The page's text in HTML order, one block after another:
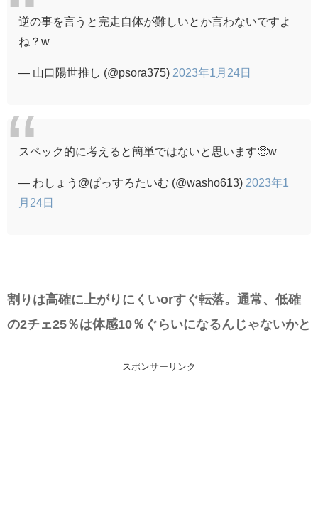
逆の事を言うと完走自体が難しいとか言わないですよ
ね？w
— 山口陽世推し (@psora375) 2023年1月24日
スペック的に考えると簡単ではないと思います🥺w
— わしょう@ぱっすろたいむ (@washo613) 2023年1
月24日
割りは高確に上がりにくいorすぐ転落。通常、低確
の2チェ25％は体感10％ぐらいになるんじゃないかと
スポンサーリンク